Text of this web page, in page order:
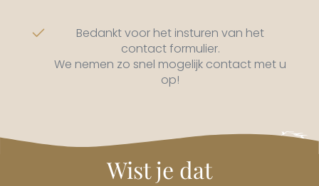
Bedankt voor het insturen van het
contact formulier.
We nemen zo snel mogelijk contact met u
op!
Wist je dat